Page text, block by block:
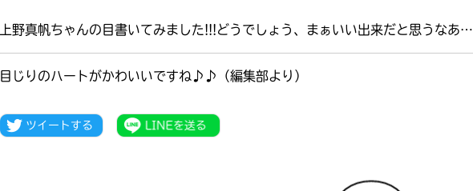
上野真帆ちゃんの目書いてみました!!!どうでしょう、まぁいい出来だと思うなあ…
目じりのハートがかわいいですね♪♪（編集部より）